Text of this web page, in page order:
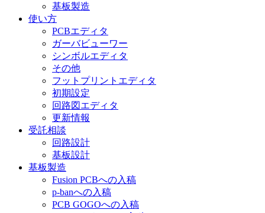
基板製造
使い方
PCBエディタ
ガーバビューワー
シンボルエディタ
その他
フットプリントエディタ
初期設定
回路図エディタ
更新情報
受託相談
回路設計
基板設計
基板製造
Fusion PCBへの入稿
p-banへの入稿
PCB GOGOへの入稿